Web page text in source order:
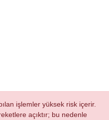
işlemler yüksek risk içerir.
açıktır; bu nedenle